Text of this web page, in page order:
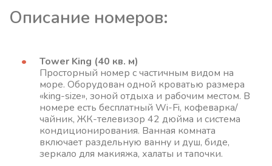
Описание номеров:
Tower King (40 кв. м)
Просторный номер с частичным видом на
море. Оборудован одной кроватью размера
«king-size», зоной отдыха и рабочим местом. В
номере есть бесплатный Wi-Fi, кофеварка/
чайник, ЖК-телевизор 42 дюйма и система
кондиционирования. Ванная комната
включает раздельную ванну и душ, биде,
зеркало для макияжа, халаты и тапочки.